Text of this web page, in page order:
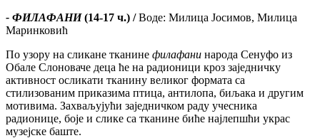
- ФИЛАФАНИ(14-17 ч.) /Воде: Милица Јосимов, Милица
Маринковић
По узору на сликане тканине филафани народа Сенуфо из
Обале Слоноваче деца ће на радионици кроз заједничку
активност осликати тканину великог формата са
стилизованим приказима птица, антилопа, биљака и другим
мотивима. Захваљујући заједничком раду учесника
радионице, боје и слике са тканине биће најлепшћи украс
музејске баште.